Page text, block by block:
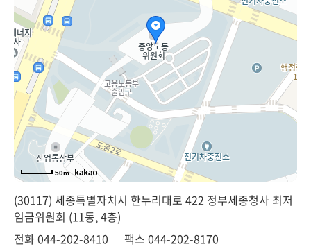
50m
(30117) 세종특별자치시 한누리대로 422 정부세종청사 최저
임금위원회 (11동, 4층)
전화044-202-8410 팩스 044-202-8170